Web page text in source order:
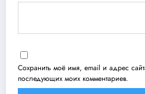
Сохранить моё имя, email и адрес
последующих моих комментариев.